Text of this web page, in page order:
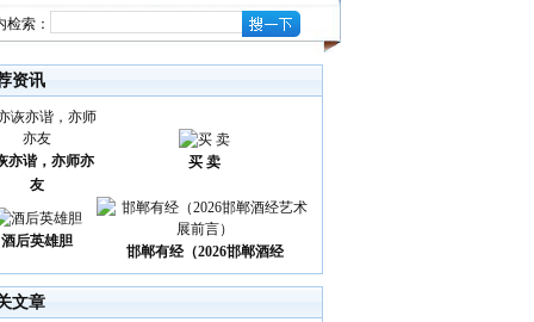
检索：
资讯
亦谐，亦师亦
友
买 卖
酒后英雄胆
邯郸有经（2026邯郸酒经
文章